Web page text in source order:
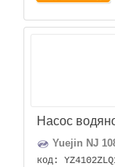
Насос
Yuejin NJ
код: